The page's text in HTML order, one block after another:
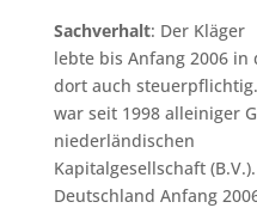
Sachverhalt: Der Kläger
lebte bis Anfang 2006
dort auch
war seit 1998 alleiniger
niederländischen
Kapitalgesellschaft
Deutschland Anfang